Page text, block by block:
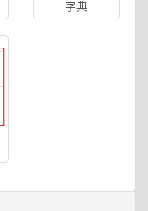
字典